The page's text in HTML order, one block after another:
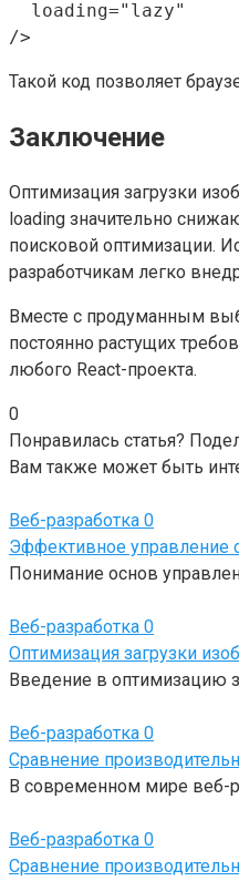
  loading="lazy"
Такой код позволяет
Заключение
Оптимизация загрузки
loading значительно
поисковой оптимизации.
разработчикам легко
Вместе с продуманным
постоянно растущих
любого React-проекта.
0
Понравилась статья?
Вам также может быть
Веб-разработка 0
Эффективное управление
Понимание основ
Веб-разработка 0
Оптимизация загрузки
Введение в оптимизацию
Веб-разработка 0
Сравнение
В современном мире веб-
Веб-разработка 0
Сравнение